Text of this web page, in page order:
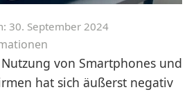
30. September 2024
von Smartphones und
hat sich äußerst negativ